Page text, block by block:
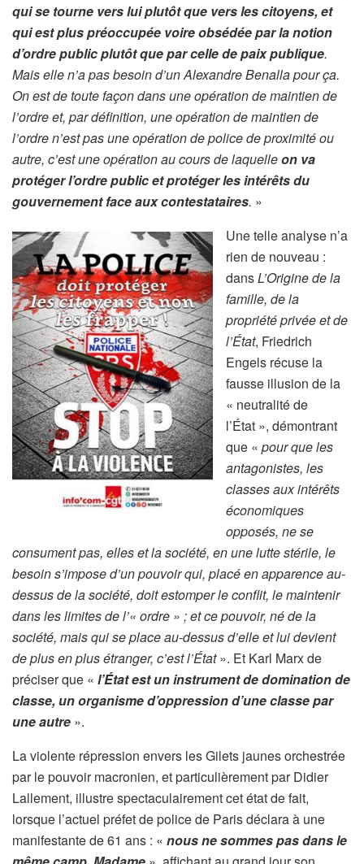
qui se tourne vers lui plutôt que vers les citoyens, et
qui est plus préoccupée voire obsédée par la notion
d’ordre public plutôt que par celle de paix publique.
Mais elle n’a pas besoin d’un Alexandre Benalla pour ça.
On est de toute façon dans une opération de maintien de
l’ordre et, par définition, une opération de maintien de
l’ordre n’est pas une opération de police de proximité ou
autre, c’est une opération au cours de laquelleon va
protéger l’ordre public et protéger les intérêts du
gouvernement face aux contestataires. »
Une telle analyse n’a
rien de nouveau :
dansL’Origine de la
famille, de la
propriété privée et de
l’État, Friedrich
Engels récuse la
fausse illusion de la
« neutralité de
l’État », démontrant
que « pour que les
antagonistes, les
classes aux intérêts
économiques
opposés, ne se
consument pas, elles et la société, en une lutte stérile, le
besoin s’impose d’un pouvoir qui, placé en apparence au-
dessus de la société, doit estomper le conflit, le maintenir
dans les limites de l’« ordre » ; et ce pouvoir, né de la
société, mais qui se place au-dessus d’elle et lui devient
de plus en plus étranger, c’est l’État». Et Karl Marx de
préciser que « l’État est un instrument de domination de
classe, un organisme d’oppression d’une classe par
une autre ».
La violente répression envers les Gilets jaunes orchestrée
par le pouvoir macronien, et particulièrement par Didier
Lallement, illustre spectaculairement cet état de fait,
lorsque l’actuel préfet de police de Paris déclara à une
manifestante de 61 ans : « nous ne sommes pas dans le